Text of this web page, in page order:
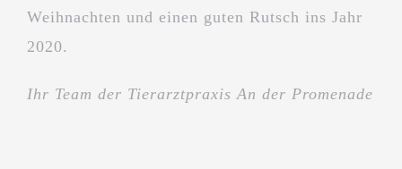
Weihnachten und einen guten Rutsch ins Jahr
2020.
Ihr Team der Tierarztpraxis An der Promenade